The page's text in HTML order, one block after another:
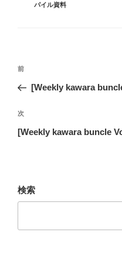
テ
パイル資料
投
ナ
ビ
ゲ
ン
前
の
稿
前
[Weekly kawara
次
の
次
[Weekly kawara buncle
検索